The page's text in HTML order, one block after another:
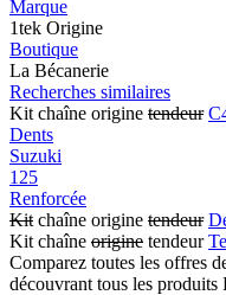
Marque
1tek Origine
Boutique
La Bécanerie
Recherches similaires
Kit chaîne origine tendeur
Dents
Suzuki
125
Renforcée
Kit chaîne origine tendeur
Kit chaîne origine tendeur
Comparez toutes les offres
découvrant tous les